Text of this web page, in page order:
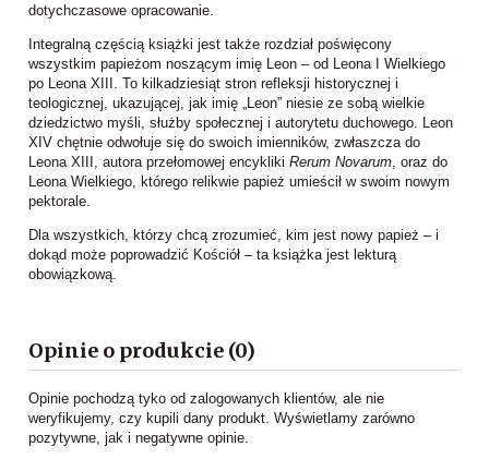
dotychczasowe opracowanie.
Integralną częścią książki jest także rozdział poświęcony
wszystkim papieżom noszącym imię Leon – od Leona I Wielkiego
po Leona XIII. To kilkadziesiąt stron refleksji historycznej i
teologicznej, ukazującej, jak imię „Leon” niesie ze sobą wielkie
dziedzictwo myśli, służby społecznej i autorytetu duchowego. Leon
XIV chętnie odwołuje się do swoich imienników, zwłaszcza do
Leona XIII, autora przełomowej encykliki Rerum Novarum , oraz do
Leona Wielkiego, którego relikwie papież umieścił w swoim nowym
pektorale.
Dla wszystkich, którzy chcą zrozumieć, kim jest nowy papież – i
dokąd może poprowadzić Kościół – ta książka jest lekturą
obowiązkową.
Opinie o produkcie (0)
Opinie pochodzą tyko od zalogowanych klientów, ale nie
weryfikujemy, czy kupili dany produkt. Wyświetlamy zarówno
pozytywne, jak i negatywne opinie.